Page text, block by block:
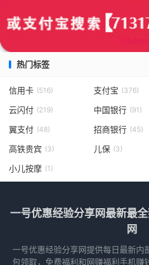
热门标签
信用卡 (516) 支付宝 (376)
云闪付 (219) 中国银行 (91)
翼支付 (48) 招商银行 (45)
高铁贵宾 (3) 儿保 (3)
小儿按摩 (1)
一号优惠经验分享网最新最
网
一号优惠经验分享网提供每日最新内
包领取，免费福利和网赚福利手机赚